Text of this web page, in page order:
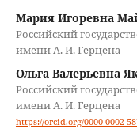
Мария Игоревна
Российский
имени А. И. Герцена
Ольга Валерьевна
Российский
имени А. И. Герцена
https://orcid.org/0000-0002-